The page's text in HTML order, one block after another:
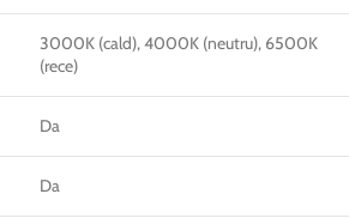
3000K (cald), 4000K (neutru), 6500K
(rece)
Da
Da